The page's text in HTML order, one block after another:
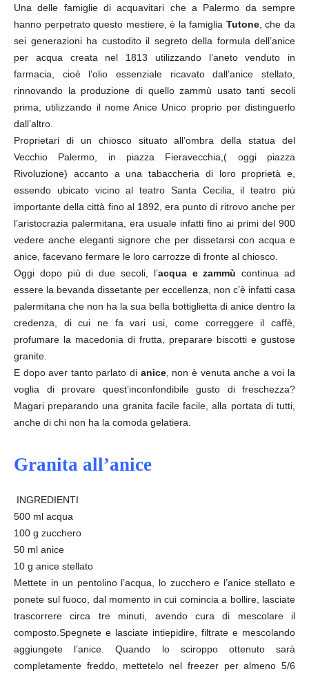
Una delle famiglie di acquavitari che a Palermo da sempre
hanno perpetrato questo mestiere, è la famiglia Tutone, che da
sei generazioni ha custodito il segreto della formula dell’anice
per acqua creata nel 1813 utilizzando l’aneto venduto in
farmacia, cioè l’olio essenziale ricavato dall’anice stellato,
rinnovando la produzione di quello zammù usato tanti secoli
prima, utilizzando il nome Anice Unico proprio per distinguerlo
dall’altro.
Proprietari di un chiosco situato all’ombra della statua del
Vecchio Palermo, in piazza Fieravecchia,( oggi piazza
Rivoluzione) accanto a una tabaccheria di loro proprietà e,
essendo ubicato vicino al teatro Santa Cecilia, il teatro più
importante della città fino al 1892, era punto di ritrovo anche per
l’aristocrazia palermitana, era usuale infatti fino ai primi del 900
vedere anche eleganti signore che per dissetarsi con acqua e
anice, facevano fermare le loro carrozze di fronte al chiosco.
Oggi dopo più di due secoli, l’acqua e zammù continua ad
essere la bevanda dissetante per eccellenza, non c’è infatti casa
palermitana che non ha la sua bella bottiglietta di anice dentro la
credenza, di cui ne fa vari usi, come correggere il caffè,
profumare la macedonia di frutta, preparare biscotti e gustose
granite.
E dopo aver tanto parlato di anice, non è venuta anche a voi la
voglia di provare quest’inconfondibile gusto di freschezza?
Magari preparando una granita facile facile, alla portata di tutti,
anche di chi non ha la comoda gelatiera.
Granita all’anice
INGREDIENTI
500 ml acqua
100 g zucchero
50 ml anice
10 g anice stellato
Mettete in un pentolino l’acqua, lo zucchero e l’anice stellato e
ponete sul fuoco, dal momento in cui comincia a bollire, lasciate
trascorrere circa tre minuti, avendo cura di mescolare il
composto.Spegnete e lasciate intiepidire, filtrate e mescolando
aggiungete l’anice. Quando lo sciroppo ottenuto sarà
completamente freddo, mettetelo nel freezer per almeno 5/6